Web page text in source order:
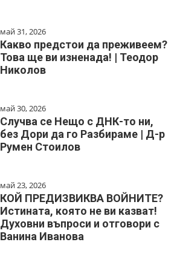
май 31, 2026
Какво предстои да преживеем?
Това ще ви изненада! | Теодор
Николов
май 30, 2026
Случва се Нещо с ДНК-то ни,
без Дори да го Разбираме | Д-р
Румен Стоилов
май 23, 2026
КОЙ ПРЕДИЗВИКВА ВОЙНИТЕ?
Истината, която не ви казват!
Духовни въпроси и отговори с
Ванина Иванова